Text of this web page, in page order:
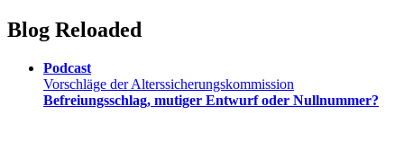
Blog Reloaded
Podcast
Vorschläge der Alterssicherungskommission
Befreiungsschlag, mutiger Entwurf oder Nullnummer?